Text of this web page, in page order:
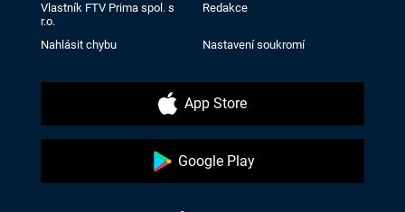
Vlastník FTV Prima spol. s
r.o.
Redakce
Nahlásit chybu Nastavení soukromí
App Store
Google Play